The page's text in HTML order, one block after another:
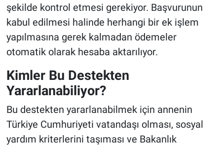
şekilde kontrol etmesi gerekiyor. Başvurunun
kabul edilmesi halinde herhangi bir ek işlem
yapılmasına gerek kalmadan ödemeler
otomatik olarak hesaba aktarılıyor.
Kimler Bu Destekten
Yararlanabiliyor?
Bu destekten yararlanabilmek için annenin
Türkiye Cumhuriyeti vatandaşı olması, sosyal
yardım kriterlerini taşıması ve Bakanlık